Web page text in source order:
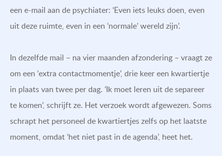
een e-mail aan de psychiater: ‘Even iets leuks doen, even
uit deze ruimte, even in een ‘normale’ wereld zijn’.
In dezelfde mail – na vier maanden afzondering – vraagt ze
om een ‘extra contactmomentje’, drie keer een kwartiertje
in plaats van twee per dag. ‘Ik moet leren uit de separeer
te komen’, schrijft ze. Het verzoek wordt afgewezen. Soms
schrapt het personeel de kwartiertjes zelfs op het laatste
moment, omdat ‘het niet past in de agenda’, heet het.